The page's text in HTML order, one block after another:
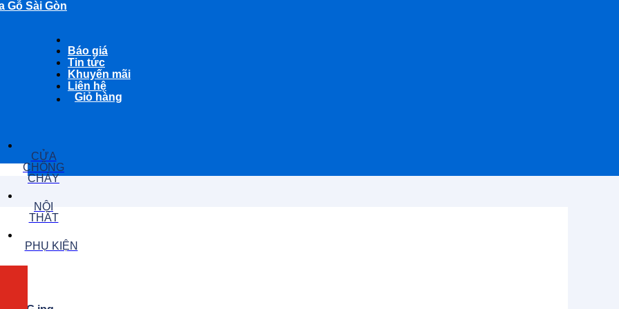
Gỗ Sài Gòn
Báo giá
Tin tức
Khuyến mãi
Liên hệ
Giỏ hàng
CỬA
CHỐNG
CHÁY
NỘI
THẤT
PHỤ KIỆN